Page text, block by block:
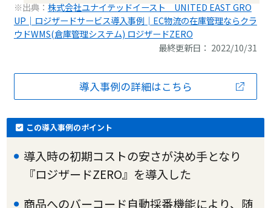
※出典： 株式会社ユナイテッドイースト UNITED EAST GRO
UP│ロジザードサービス導入事例│EC物流の在庫管理ならクラ
ウドWMS(倉庫管理システム) ロジザードZERO
最終更新日： 2022/10/31
導入事例の詳細はこちら
この導入事例のポイント
導入時の初期コストの安さが決め手となり
『ロジザードZERO』を導入した
商品へのバーコード自動採番機能により、随